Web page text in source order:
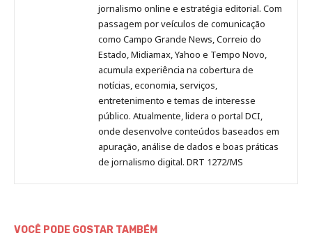
Pinterest
LinkedInInstagram
FacebookMalagolini
jornalismo online e estratégia editorial. Com
passagem por veículos de comunicação
como Campo Grande News, Correio do
Estado, Midiamax, Yahoo e Tempo Novo,
acumula experiência na cobertura de
notícias, economia, serviços,
entretenimento e temas de interesse
público. Atualmente, lidera o portal DCI,
onde desenvolve conteúdos baseados em
apuração, análise de dados e boas práticas
de jornalismo digital. DRT 1272/MS
VOCÊ PODE GOSTAR TAMBÉM